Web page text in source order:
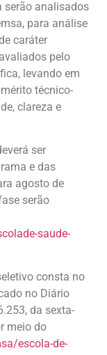
serão analisados
para análise
caráter
pelo
levando em
técnico-
clareza e
ser
e das
agosto de
serão
saude-
consta no
no Diário
da sexta-
meio do
escola-de-